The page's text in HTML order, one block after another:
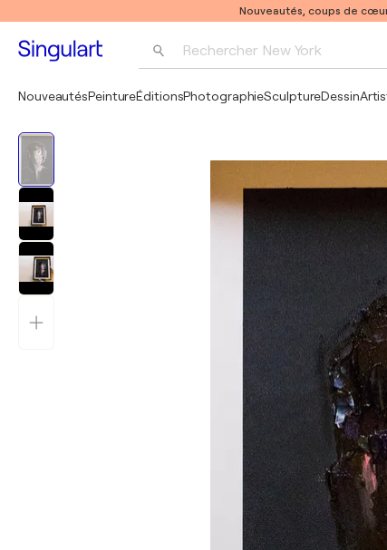
Nouveautés, coups de
Rechercher New York
Pablo Picasso
NouveautésPeintureÉditionsPhotographieSculptureDessin